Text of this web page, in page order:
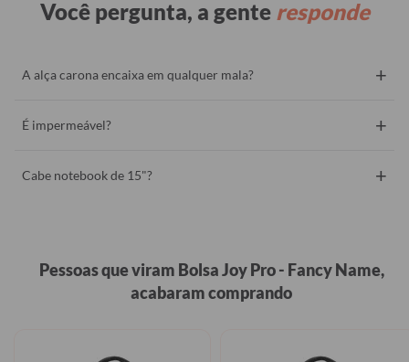
Você pergunta, a gente responde
A alça carona encaixa em qualquer mala? +
É impermeável? +
Cabe notebook de 15"? +
Pessoas que viram Bolsa Joy Pro - Fancy Name,
acabaram comprando